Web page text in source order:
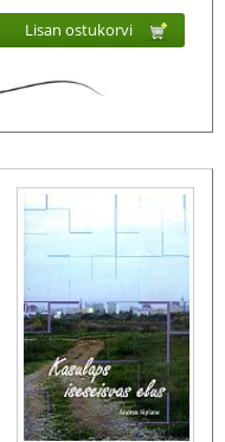
Lisan ostukorvi